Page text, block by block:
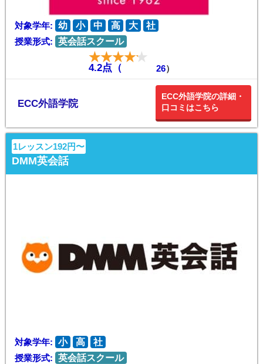
対象学年: 幼 小 中 高 大
社
授業形式: 英会話スクール
4.2点（ 26）
ECC外語学院
ECC外語学院の詳細・
口コミはこちら
1レッスン192円〜
DMM英会話
対象学年: 小 高
社
授業形式: 英会話スクール